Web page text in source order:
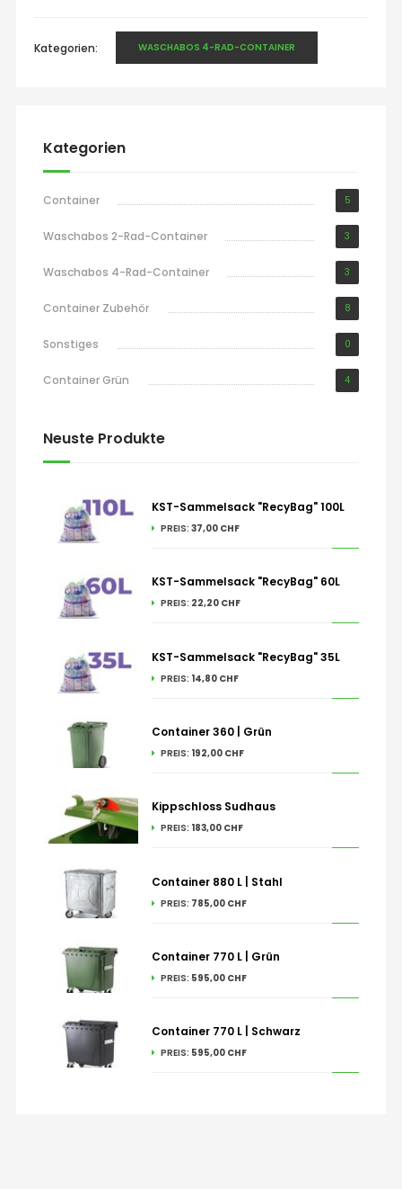
Kategorien: WASCHABOS 4-RAD-CONTAINER
Kategorien
Container 5
Waschabos 2-Rad-Container 3
Waschabos 4-Rad-Container 3
Container Zubehör 8
Sonstiges 0
Container Grün 4
Neuste Produkte
KST-Sammelsack "RecyBag" 100L
PREIS: 37,00 CHF
KST-Sammelsack "RecyBag" 60L
PREIS: 22,20 CHF
KST-Sammelsack "RecyBag" 35L
PREIS: 14,80 CHF
Container 360 | Grün
PREIS: 192,00 CHF
Kippschloss Sudhaus
PREIS: 183,00 CHF
Container 880 L | Stahl
PREIS: 785,00 CHF
Container 770 L | Grün
PREIS: 595,00 CHF
Container 770 L | Schwarz
PREIS: 595,00 CHF